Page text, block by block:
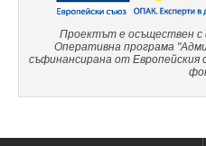
Проектът е осъществен с
Оперативна програма
съфинансирана от Европейския